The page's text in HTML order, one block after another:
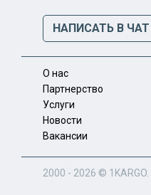
НАПИСАТЬ В ЧАТ
О нас
Партнерство
Услуги
Новости
Вакансии
2000 - 2026 © 1KARGO